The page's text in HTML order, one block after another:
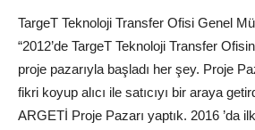
TargeT Teknoloji Transfer Ofisi Genel
“2012’de TargeT Teknoloji Transfer
proje pazarıyla başladı her şey. Proje
fikri koyup alıcı ile satıcıyı bir araya
ARGETİ Proje Pazarı yaptık. 2016 ’da